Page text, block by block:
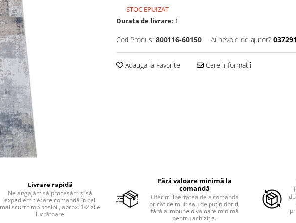
STOC EPUIZAT
Durata de livrare: 1
Cod Produs: 800116-60150 Ai nevoie de ajutor?
Adauga la Favorite Cere informatii
Livrare rapidă
Ne angajăm să procesăm și să
expediem fiecare comandă în cel
mai scurt timp posibil, aprox. 1-2 zile
lucrătoare
Fără valoare minimă la
comandă
Oferim libertatea de a comanda
oricât de mult sau de puțin doriți,
fără a impune o valoare minimă
pentru achiziție.